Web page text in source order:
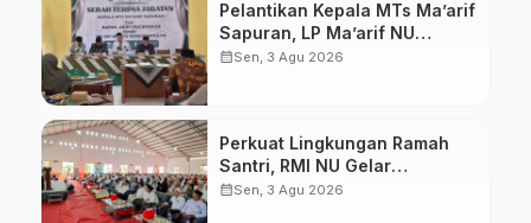
Pelantikan Kepala MTs Ma’arif
Sapuran, LP Ma’arif NU
Wonosobo Tekankan Lima
calendar_monthSen, 3 Agu 2026
Perkuat Lingkungan Ramah
Santri, RMI NU Gelar
‘Sambang Pesantren’ di Pati
calendar_monthSen, 3 Agu 2026